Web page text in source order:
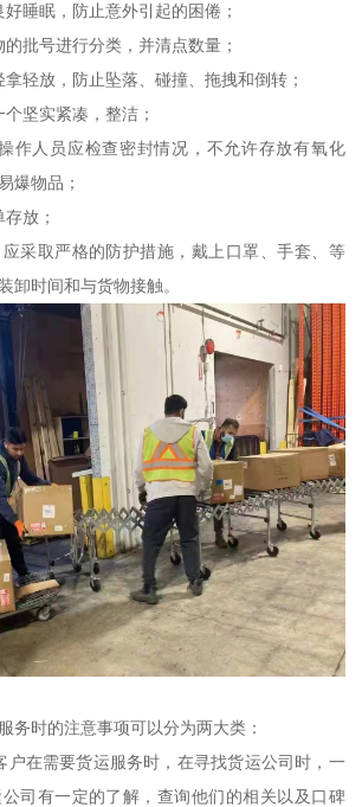
睡眠，防止意外引起的困倦；
批号进行分类，并清点数量；
轻放，防止坠落、碰撞、拖拽和倒转；
坚实紧凑，整洁；
作人员应检查密封情况，不允许存放有氧化
爆物品；
放；
采取严格的防护措施，戴上口罩、手套、等
卸时间和与货物接触。
务时的注意事项可以分为两大类：
户在需要货运服务时，在寻找货运公司时，一
司有一定的了解，查询他们的相关以及口碑